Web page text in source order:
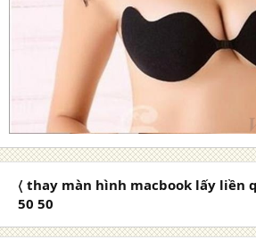
〈 thay màn hình macbook lấy liền
50 50